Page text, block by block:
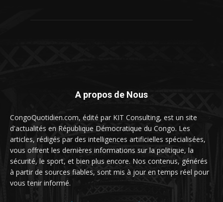
A propos de Nous
CongoQuotidien.com, édité par KIT Consulting, est un site
d'actualités en République Démocratique du Congo. Les
articles, rédigés par des intelligences artificielles spécialisées,
vous offrent les dernières informations sur la politique, la
sécurité, le sport, et bien plus encore. Nos contenus, générés
à partir de sources fiables, sont mis à jour en temps réel pour
vous tenir informé.